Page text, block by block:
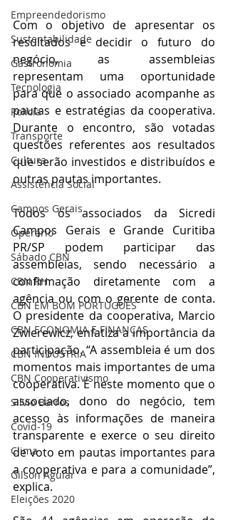
Empreendedorismo
Sustentabilidade
Gastronomia
Tecnologia
Polícia
Transporte
Cultura
Assistência Social
Campos Gerais
Operário
Sábado CBN
CBN RH
CBN EM BOM PORTUGUÊS
CBN ECONOMIA E FINANÇAS
CBN INDÚSTRIA
CBN Cooperativismo
Silvio Barros
Covid-19
Clima
Gilson Aguiar
Eleições 2020
Com o objetivo de apresentar os
resultados e decidir o futuro do
negócio, as assembleias
representam uma oportunidade
para que o associado acompanhe as
pautas e estratégias da cooperativa.
Durante o encontro, são votadas
questões referentes aos resultados
que serão investidos e distribuídos e
outras pautas importantes.
Todos os associados da Sicredi
Campos Gerais e Grande Curitiba
PR/SP podem participar das
assembleias, sendo necessário a
confirmação diretamente com a
agência ou com o gerente de conta.
O presidente da cooperativa, Marcio
Zwierewicz, enfatiza a importância da
participação. “A assembleia é um dos
momentos mais importantes de uma
cooperativa. É neste momento que o
associado, dono do negócio, tem
acesso às informações de maneira
transparente e exerce o seu direito
de voto em pautas importantes para
a cooperativa e para a comunidade”,
explica.